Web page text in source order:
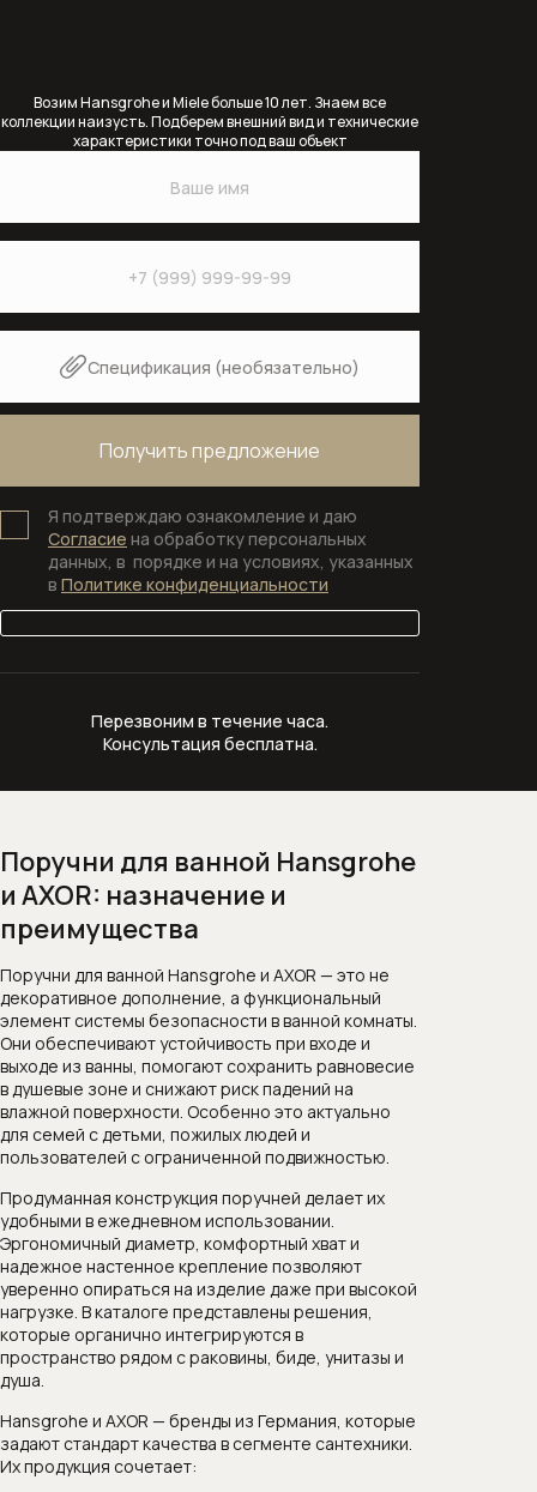
Спецификация (необязательно)
Я подтверждаю ознакомление и даю
Согласие на обработку персональных
данных, в порядке и на условиях, указанных
в Политике конфиденциальности
Возим Hansgrohe и Miele больше 10 лет. Знаем все
коллекции наизусть. Подберем внешний вид и технические
характеристики точно под ваш объект
Перезвоним в течение часа.
Консультация бесплатна.
Поручни для ванной Hansgrohe
и AXOR: назначение и
преимущества
Поручни для ванной Hansgrohe и AXOR — это не
декоративное дополнение, а функциональный
элемент системы безопасности в ванной комнаты.
Они обеспечивают устойчивость при входе и
выходе из ванны, помогают сохранить равновесие
в душевые зоне и снижают риск падений на
влажной поверхности. Особенно это актуально
для семей с детьми, пожилых людей и
пользователей с ограниченной подвижностью.
Продуманная конструкция поручней делает их
удобными в ежедневном использовании.
Эргономичный диаметр, комфортный хват и
надежное настенное крепление позволяют
уверенно опираться на изделие даже при высокой
нагрузке. В каталоге представлены решения,
которые органично интегрируются в
пространство рядом с раковины, биде, унитазы и
душа.
Hansgrohe и AXOR — бренды из Германия, которые
задают стандарт качества в сегменте сантехники.
Их продукция сочетает: